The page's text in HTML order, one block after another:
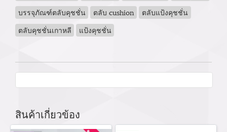
บรรจุภัณฑ์ตลับคุชชั่น
ตลับ cushion
ตลับแป้งคุชชั่น
ตลับคุชชั่นเกาหลี
แป้งคุชชั่น
สินค้าเกี่ยวข้อง